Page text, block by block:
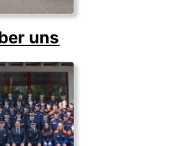
uns